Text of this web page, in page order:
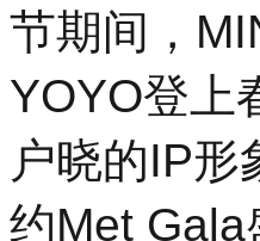
节期间，
YOYO登上
户晓的IP
约Met Gala